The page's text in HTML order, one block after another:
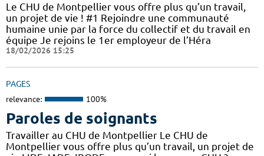
Le CHU de Montpellier vous offre plus qu’un travail,
un projet de vie ! #1 Rejoindre une communauté
humaine unie par la force du collectif et du travail en
équipe Je rejoins le 1er employeur de l’Héra
18/02/2026 15:25
PAGES
relevance: 100%
Paroles de soignants
Travailler au CHU de Montpellier Le CHU de
Montpellier vous offre plus qu’un travail, un projet de